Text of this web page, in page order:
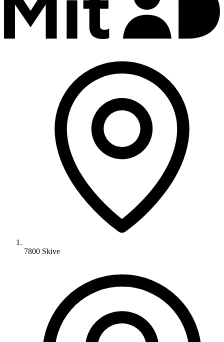
7800 Skive